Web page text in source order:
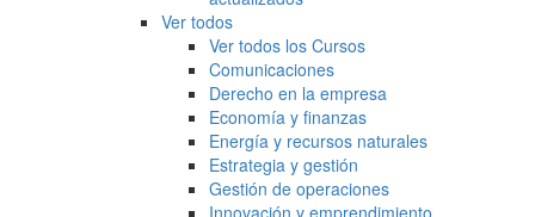
Ver todos
Ver todos los Cursos
Comunicaciones
Derecho en la empresa
Economía y finanzas
Energía y recursos naturales
Estrategia y gestión
Gestión de operaciones